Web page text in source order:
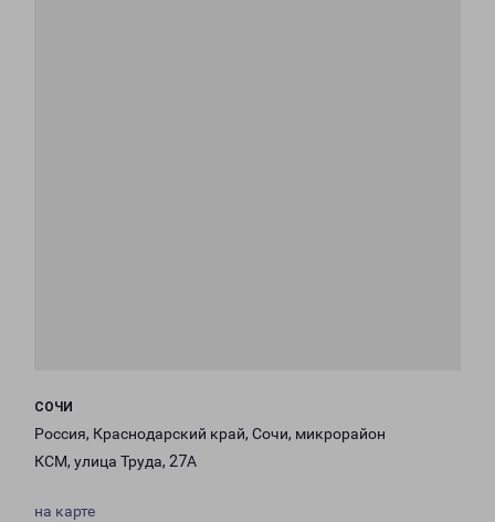
СОЧИ
Россия, Краснодарский край, Сочи, микрорайон
КСМ, улица Труда, 27А
на карте